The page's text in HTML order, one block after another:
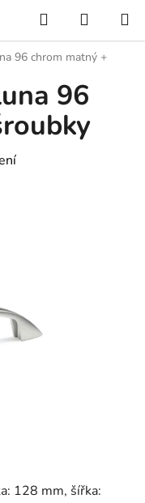
Hledat
KOŠÍK
96 chrom matný +
128 mm, šířka:
96